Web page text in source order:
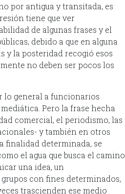
por antigua y transitada, es
tiene que ver
de algunas frases y el
debido a que en alguna
y la posteridad recogió esos
no deben ser pocos los
lo general a funcionarios
Pero la frase hecha
comercial, el periodismo, las
y también en otros
finalidad determinada, se
el agua que busca el camino
una idea, un
con fines determinados,
trascienden ese medio